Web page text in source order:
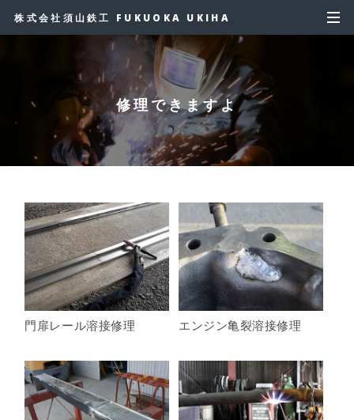
株式会社須山鉄工 FUKUOKA UKIHA
修理できますよ
門扉レール溶接修理 エンジン亀裂溶接修理